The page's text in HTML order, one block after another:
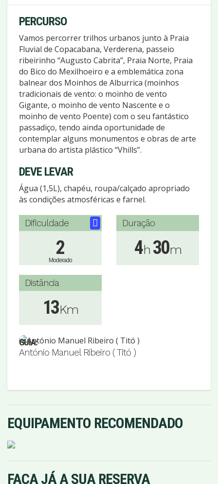
PERCURSO
Vamos percorrer trilhos urbanos junto à Praia
Fluvial de Copacabana, Verderena, passeio
ribeirinho “Augusto Cabrita”, Praia Norte, Praia
do Bico do Mexilhoeiro e a emblemática zona
balnear dos Moinhos de Alburrica (moinhos
tradicionais de vento: o moinho de vento
Gigante, o moinho de vento Nascente e o
moinho de vento Poente) com o seu fantástico
passadiço, tendo ainda oportunidade de
contemplar alguns monumentos e obras de arte
urbana do artista plástico “Vhills”.
DEVE LEVAR
Água (1,5L), chapéu, roupa/calçado apropriado
às condições atmosféricas e farnel.
Dificuldade
2
Moderado
Duração
4h 30m
Distância
13Km
GUIA:
António Manuel Ribeiro ( Titó )
EQUIPAMENTO RECOMENDADO
FAÇA JÁ A SUA RESERVA